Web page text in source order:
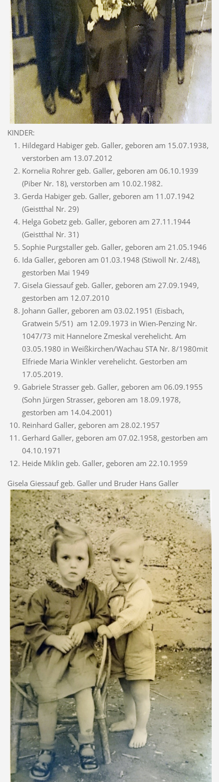
KINDER:
Hildegard Habiger geb. Galler, geboren am 15.07.1938,
verstorben am 13.07.2012
Kornelia Rohrer geb. Galler, geboren am 06.10.1939
(Piber Nr. 18), verstorben am 10.02.1982.
Gerda Habiger geb. Galler, geboren am 11.07.1942
(Geistthal Nr. 29)
Helga Gobetz geb. Galler, geboren am 27.11.1944
(Geistthal Nr. 31)
Sophie Purgstaller geb. Galler, geboren am 21.05.1946
Ida Galler, geboren am 01.03.1948 (Stiwoll Nr. 2/48),
gestorben Mai 1949
Gisela Giessauf geb. Galler, geboren am 27.09.1949,
gestorben am 12.07.2010
Johann Galler, geboren am 03.02.1951 (Eisbach,
Gratwein 5/51) am 12.09.1973 in Wien-Penzing Nr.
1047/73 mit Hannelore Zmeskal verehelicht. Am
03.05.1980 in Weißkirchen/Wachau STA Nr. 8/1980mit
Elfriede Maria Winkler verehelicht. Gestorben am
17.05.2019.
Gabriele Strasser geb. Galler, geboren am 06.09.1955
(Sohn Jürgen Strasser, geboren am 18.09.1978,
gestorben am 14.04.2001)
Reinhard Galler, geboren am 28.02.1957
Gerhard Galler, geboren am 07.02.1958, gestorben am
04.10.1971
Heide Miklin geb. Galler, geboren am 22.10.1959
Gisela Giessauf geb. Galler und Bruder Hans Galler